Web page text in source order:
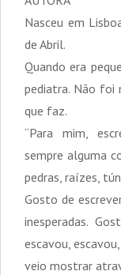
Nasceu em
de Abril.
Quando era
pediatra. Não foi
que faz.
“Para mim,
sempre alguma
pedras, raízes,
Gosto de
inesperadas.
escavou,
veio mostrar